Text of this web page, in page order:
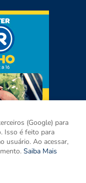
(Google) para
Isso é feito para
usuário. Ao acessar,
Saiba Mais